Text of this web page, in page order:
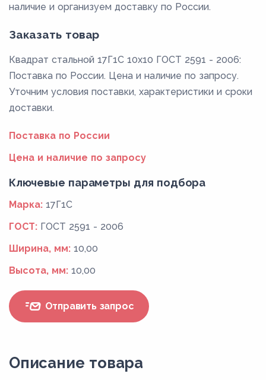
наличие и организуем доставку по России.
Заказать товар
Квадрат стальной 17Г1С 10x10 ГОСТ 2591 - 2006:
Поставка по России. Цена и наличие по запросу.
Уточним условия поставки, характеристики и сроки
доставки.
Поставка по России
Цена и наличие по запросу
Ключевые параметры для подбора
Марка: 17Г1С
ГОСТ: ГОСТ 2591 - 2006
Ширина, мм: 10,00
Высота, мм: 10,00
Отправить запрос
Описание товара